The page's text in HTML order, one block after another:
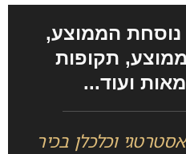
נוסחת הממוצע,
תקופות
ועוד...
וכלכלן בכיר